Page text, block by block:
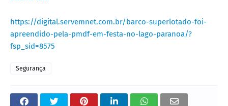
https://digital.servemnet.com.br/barco-superlotado-foi-
apreendido-pela-pmdf-em-festa-no-lago-paranoa/?
fsp_sid=8575
Segurança